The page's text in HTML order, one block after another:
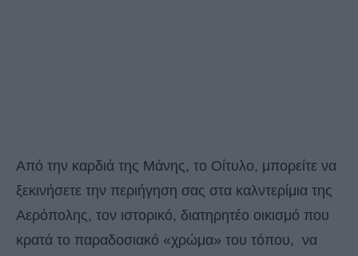
Από την καρδιά της Μάνης, το Οίτυλο, μπορείτε να
ξεκινήσετε την περιήγηση σας στα καλντερίμια της
Αερόπολης, τον ιστορικό, διατηρητέο οικισμό που
κρατά το παραδοσιακό «χρώμα» του τόπου, να